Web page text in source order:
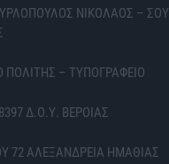
ΝΙΚΟΛΑΟΣ –
ΠΟΛΙΤΗΣ – ΤΥΠΟΓΡΑΦΕΙΟ
Δ.Ο.Υ. ΒΕΡΟΙΑΣ
72 ΑΛΕΞΑΝΔΡΕΙΑ ΗΜΑΘΙΑΣ